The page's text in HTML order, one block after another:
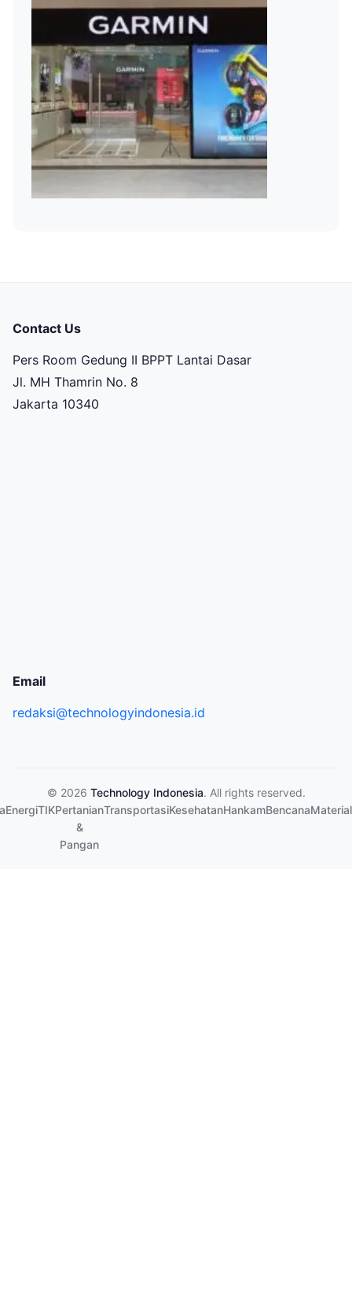
Contact Us
Pers Room Gedung II BPPT Lantai Dasar
Jl. MH Thamrin No. 8
Jakarta 10340
Email
redaksi@technologyindonesia.id
© 2026 Technology Indonesia. All rights reserved.
EnergiTIKPertanian
&
Pangan
TransportasiKesehatanHankamBencanaMaterial